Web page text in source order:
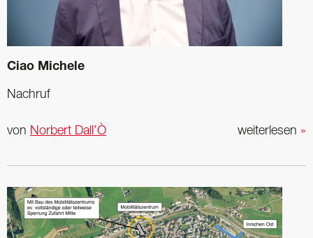
Ciao Michele
Nachruf
weiterlesen »
von Norbert Dall’Ò